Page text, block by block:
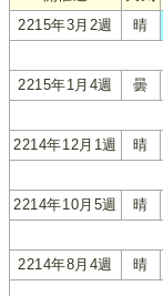
2215年3月2週
晴
2215年1月4週 曇
2214年12月1週 晴
2214年10月5週 晴
2214年8月4週 晴